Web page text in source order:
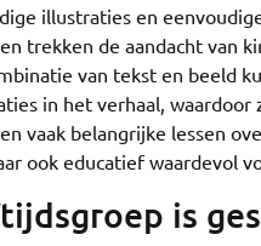
illustraties en
trekken de aandacht van
van tekst en beeld
in het verhaal,
vaak belangrijke lessen
ook educatief waardevol
is